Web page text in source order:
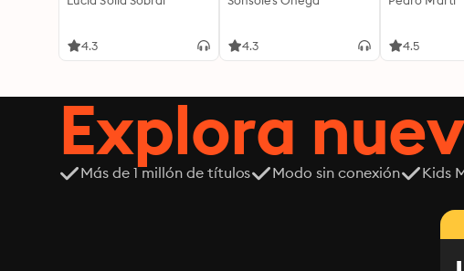
4.3 4.3 4.5
Explora
Más de 1 millón de títulos Modo sin conexión Kids